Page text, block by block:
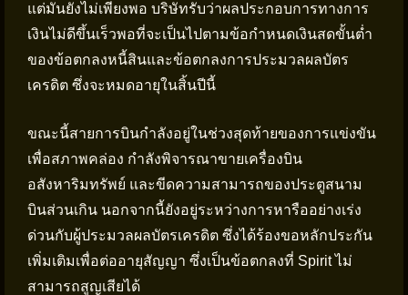
แต่มันยังไม่เพียงพอ บริษัทรับว่าผลประกอบการทางการ
เงินไม่ดีขึ้นเร็วพอที่จะเป็นไปตามข้อกำหนดเงินสดขั้นต่ำ
ของข้อตกลงหนี้สินและข้อตกลงการประมวลผลบัตร
เครดิต ซึ่งจะหมดอายุในสิ้นปีนี้
ขณะนี้สายการบินกำลังอยู่ในช่วงสุดท้ายของการแข่งขัน
เพื่อสภาพคล่อง กำลังพิจารณาขายเครื่องบิน
อสังหาริมทรัพย์ และขีดความสามารถของประตูสนาม
บินส่วนเกิน นอกจากนี้ยังอยู่ระหว่างการหารืออย่างเร่ง
ด่วนกับผู้ประมวลผลบัตรเครดิต ซึ่งได้ร้องขอหลักประกัน
เพิ่มเติมเพื่อต่ออายุสัญญา ซึ่งเป็นข้อตกลงที่ Spirit ไม่
สามารถสูญเสียได้